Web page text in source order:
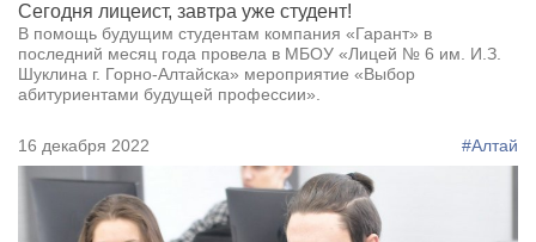
Сегодня лицеист, завтра уже студент!
В помощь будущим студентам компания «Гарант» в
последний месяц года провела в МБОУ «Лицей № 6 им. И.З.
Шуклина г. Горно-Алтайска» мероприятие «Выбор
абитуриентами будущей профессии».
16 декабря 2022 #Алтай